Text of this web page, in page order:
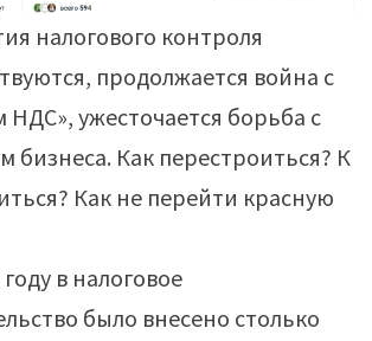
налогового контроля
продолжается война с
ужесточается борьба с
бизнеса. Как перестроиться? К
Как не перейти красную
в налоговое
было внесено столько